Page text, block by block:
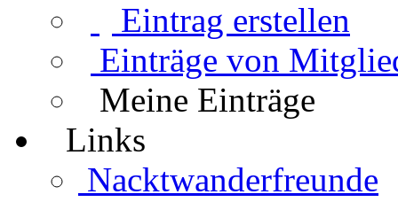
Eintrag erstellen
Einträge von
Meine Einträge
Links
Nacktwanderfreunde